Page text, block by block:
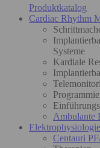
Produktkatalog
Cardiac Rhythm
Systeme
Kardiale
Ambulante
Elektrophysiologie
Centauri